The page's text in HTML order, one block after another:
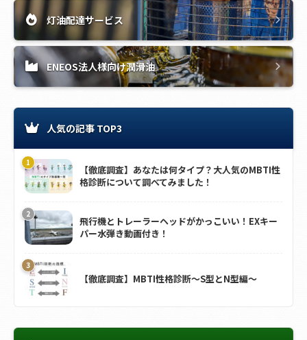
灯油配達サービス
ENEOS法人様向け潤滑油
人気の記事 TOP3
【徹底調査】あなたは何タイプ？大人気のMBTI性
格診断について調べてみました！
飛行機とトレーラーヘッドがかっこいい！EXキー
パー水弾き動画付き！
【徹底調査】MBTI性格診断～S型とN型編～